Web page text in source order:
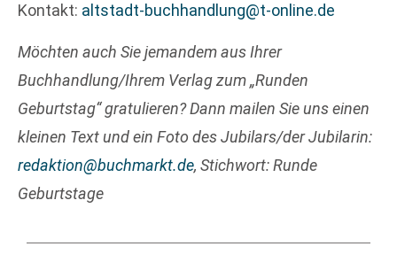
Kontakt: altstadt-buchhandlung@t-online.de
Möchten auch Sie jemandem aus Ihrer
Buchhandlung/Ihrem Verlag zum „Runden
Geburtstag“ gratulieren? Dann mailen Sie uns einen
kleinen Text und ein Foto des Jubilars/der Jubilarin:
redaktion@buchmarkt.de, Stichwort: Runde
Geburtstage